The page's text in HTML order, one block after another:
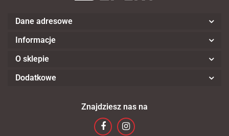
Dane adresowe
Informacje
O sklepie
Dodatkowe
Znajdziesz nas na